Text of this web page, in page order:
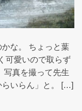
な。 ちょっと葉
可愛いので取らず
写真を撮って先生
らいらん」と。 […]